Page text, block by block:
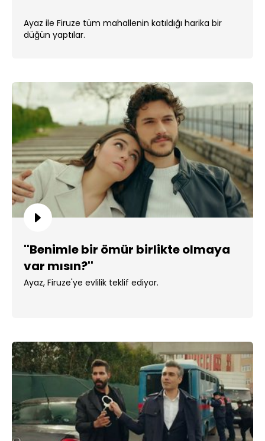
Ayaz ile Firuze tüm mahallenin katıldığı harika bir
düğün yaptılar.
''Benimle bir ömür birlikte olmaya
var mısın?''
Ayaz, Firuze'ye evlilik teklif ediyor.